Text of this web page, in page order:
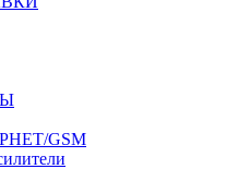
GSM